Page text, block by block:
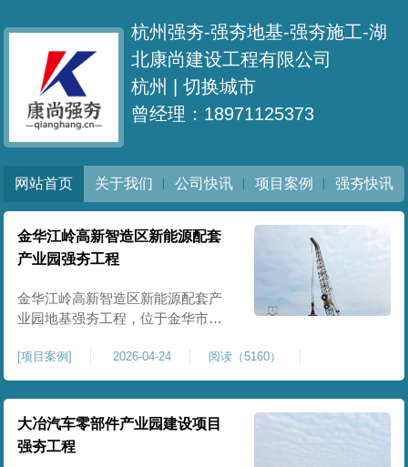
杭州强夯-强夯地基-强夯施工-湖
北康尚建设工程有限公司
杭州 |切换城市
曾经理：18971125373
网站首页 关于我们 公司快讯 项目案例 强夯快讯
金华江岭高新智造区新能源配套
产业园强夯工程
金华江岭高新智造区新能源配套产
业园地基强夯工程，位于金华市江
园区重点基建配套项目。本项目地
基强夯处理总面积40000㎡，施工范
围为新能源配套产业园核心建设地
块。项目场地为园区新建建设用
地，原始场地土质松散、土层固结
不均匀、孔隙较大、地基承载力偏
[项目案例] 2026-04-24 阅读（5160）
大冶汽车零部件产业园建设项目
强夯工程